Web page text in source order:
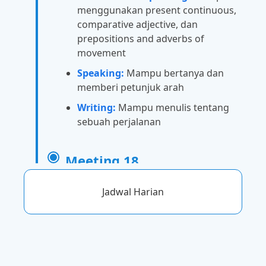
Jadwal Harian
menggunakan present continuous,
comparative adjective, dan
prepositions and adverbs of
movement
Speaking: Mampu bertanya dan
memberi petunjuk arah
Writing: Mampu menulis tentang
sebuah perjalanan
Meeting 18
Call out:
Mampu melengkapi
percakapan seseorang yang sedang
menanyakan sebuah informasi